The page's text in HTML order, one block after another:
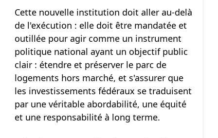
Cette nouvelle institution doit aller au-delà
de l'exécution : elle doit être mandatée et
outillée pour agir comme un instrument
politique national ayant un objectif public
clair : étendre et préserver le parc de
logements hors marché, et s'assurer que
les investissements fédéraux se traduisent
par une véritable abordabilité, une équité
et une responsabilité à long terme.